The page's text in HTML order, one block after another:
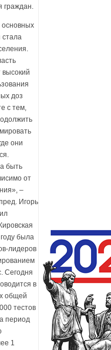
граждан.
основных
стала
высокий
доз
с тем,
они
быть
от
–
Игорь
была
лидеров
Сегодня
в
общей
тестов
период
1